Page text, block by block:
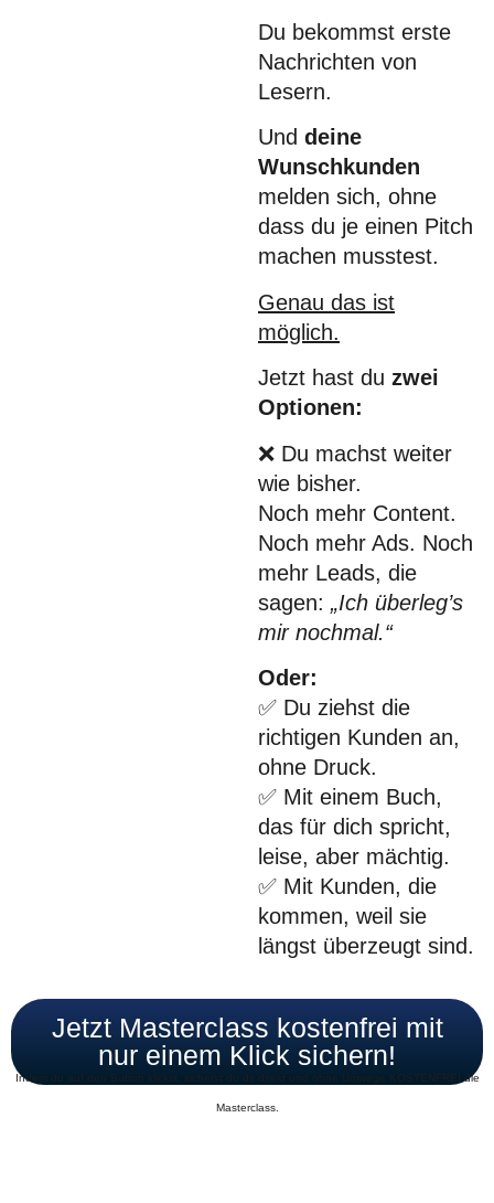
Du bekommst erste
Nachrichten von
Lesern.
Und deine
Wunschkunden
melden sich, ohne
dass du je einen Pitch
machen musstest.
Genau das ist
möglich.
Jetzt hast du zwei
Optionen:
❌ Du machst weiter
wie bisher.
Noch mehr Content.
Noch mehr Ads. Noch
mehr Leads, die
sagen: „Ich überleg’s
mir nochmal.“
Oder:
✅ Du ziehst die
richtigen Kunden an,
ohne Druck.
✅ Mit einem Buch,
das für dich spricht,
leise, aber mächtig.
✅ Mit Kunden, die
kommen, weil sie
längst überzeugt sind.
Jetzt Masterclass kostenfrei mit
nur einem Klick sichern!
Indem du auf den Button klickst, sicherst du dir direkt und ohne Umwege KOSTENFREI die
Masterclass.